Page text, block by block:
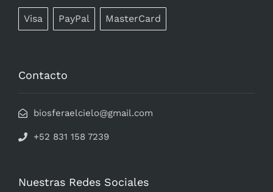
Visa PayPal MasterCard
Contacto
biosferaelcielo@gmail.com
+52 831 158 7239
Nuestras Redes Sociales